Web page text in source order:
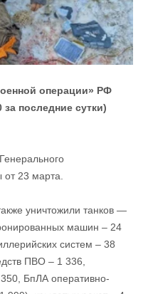
операции» РФ
за последние сутки)
от 23 марта.
уничтожили танков —
машин ‒ 24
систем – 38
ПВО ‒ 1 336,
БпЛА оперативно-